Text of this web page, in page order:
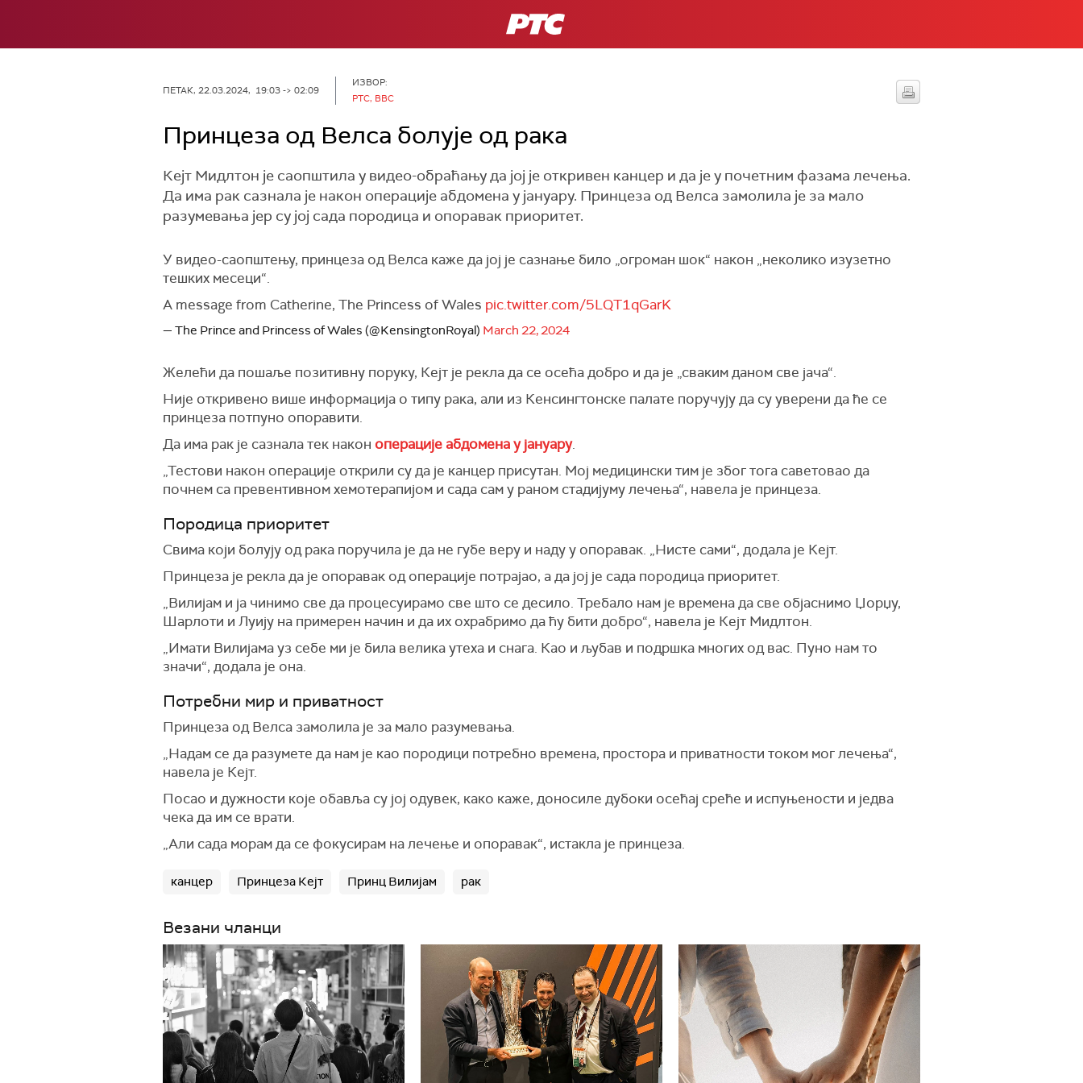
РТС
ПЕТАК, 22.03.2024, 19:03 -> 02:09
ИЗВОР:
РТС, BBC
Принцеза од Велса болује од рака
Кејт Мидлтон је саопштила у видео-обраћању да јој је откривен канцер и да је у почетним фазама лечења.
Да има рак сазнала је након операције абдомена у јануару. Принцеза од Велса замолила је за мало
разумевања јер су јој сада породица и опоравак приоритет.
У видео-саопштењу, принцеза од Велса каже да јој је сазнање било „огроман шок“ након „неколико изузетно
тешких месеци“.
A message from Catherine, The Princess of Wales pic.twitter.com/5LQT1qGarK
— The Prince and Princess of Wales (@KensingtonRoyal) March 22, 2024
Желећи да пошаље позитивну поруку, Кејт је рекла да се осећа добро и да је „сваким даном све јача“.
Није откривено више информација о типу рака, али из Кенсингтонске палате поручују да су уверени да ће се
принцеза потпуно опоравити.
Да има рак је сазнала тек након операције абдомена у јануару.
„Тестови након операције открили су да је канцер присутан. Мој медицински тим је због тога саветовао да
почнем са превентивном хемотерапијом и сада сам у раном стадијуму лечења“, навела је принцеза.
Породица приоритет
Свима који болују од рака поручила је да не губе веру и наду у опоравак. „Нисте сами“, додала је Кејт.
Принцеза је рекла да је опоравак од операције потрајао, а да јој је сада породица приоритет.
„Вилијам и ја чинимо све да процесуирамо све што се десило. Требало нам је времена да све објаснимо Џорџу,
Шарлоти и Луију на примерен начин и да их охрабримо да ћу бити добро“, навела је Кејт Мидлтон.
„Имати Вилијама уз себе ми је била велика утеха и снага. Као и љубав и подршка многих од вас. Пуно нам то
значи“, додала је она.
Потребни мир и приватност
Принцеза од Велса замолила је за мало разумевања.
„Надам се да разумете да нам је као породици потребно времена, простора и приватности током мог лечења“,
навела је Кејт.
Посао и дужности које обавља су јој одувек, како каже, доносиле дубоки осећај среће и испуњености и једва
чека да им се врати.
„Али сада морам да се фокусирам на лечење и опоравак“, истакла је принцеза.
канцер Принцеза Кејт Принц Вилијам рак
Везани чланци